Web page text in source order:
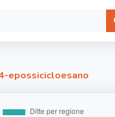
epossicicloesano